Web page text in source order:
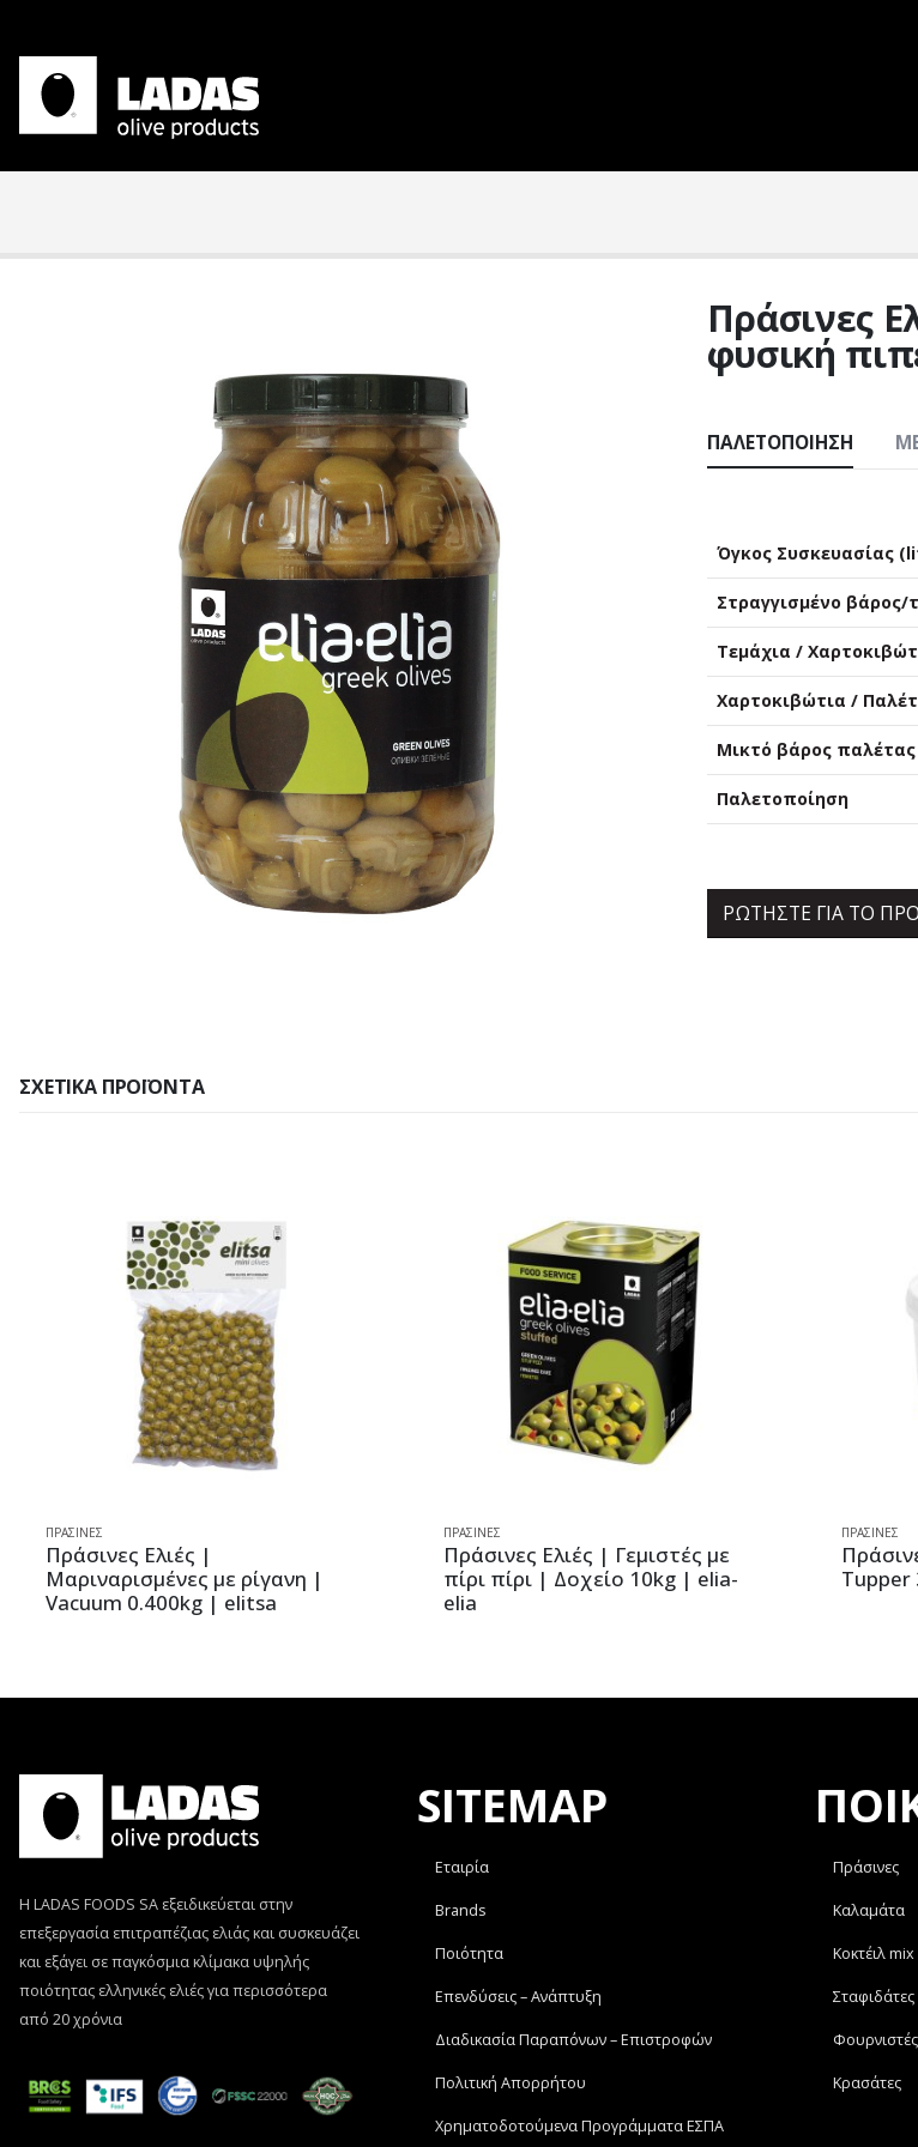
Πράσινες
φυσική
ΠΑΛΕΤΟΠΟΊΗΣΗ
Όγκος Συσκευασίας
Στραγγισμένο βάρος/
Τεμάχια /
Χαρτοκιβώτια /
Μικτό βάρος παλέτας
Παλετοποίηση
ΡΩΤΗΣΤΕ ΓΙΑ ΤΟ
ΣΧΕΤΙΚΆ ΠΡΟΪΌΝΤΑ
ΠΡΆΣΙΝΕΣ
Πράσινες Ελιές |
Μαριναρισμένες με ρίγανη |
Vacuum 0.400kg | elitsa
ΠΡΆΣΙΝΕΣ
Πράσινες Ελιές | Γεμιστές με
πίρι πίρι | Δοχείο 10kg | elia-
elia
ΠΡΆΣΙΝΕΣ
Η LADAS FOODS SA εξειδικεύεται στην
επεξεργασία επιτραπέζιας ελιάς και συσκευάζει
και εξάγει σε παγκόσμια κλίμακα υψηλής
ποιότητας ελληνικές ελιές για περισσότερα
από 20 χρόνια
SITEMAP
Εταιρία
Brands
Ποιότητα
Επενδύσεις – Ανάπτυξη
Διαδικασία Παραπόνων – Επιστροφών
Πολιτική Απορρήτου
Χρηματοδοτούμενα Προγράμματα ΕΣΠΑ
Πράσινες
Καλαμάτα
Κοκτέιλ mix
Σταφιδάτες
Φουρνιστές
Κρασάτες